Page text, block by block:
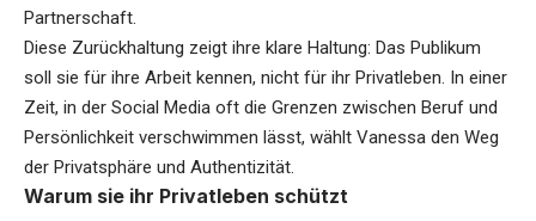
Partnerschaft.
Diese Zurückhaltung zeigt ihre klare Haltung: Das Publikum
soll sie für ihre Arbeit kennen, nicht für ihr Privatleben. In einer
Zeit, in der Social Media oft die Grenzen zwischen Beruf und
Persönlichkeit verschwimmen lässt, wählt Vanessa den Weg
der Privatsphäre und Authentizität.
Warum sie ihr Privatleben schützt